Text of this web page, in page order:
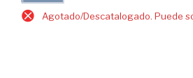
Agotado/Descatalogado. Puede